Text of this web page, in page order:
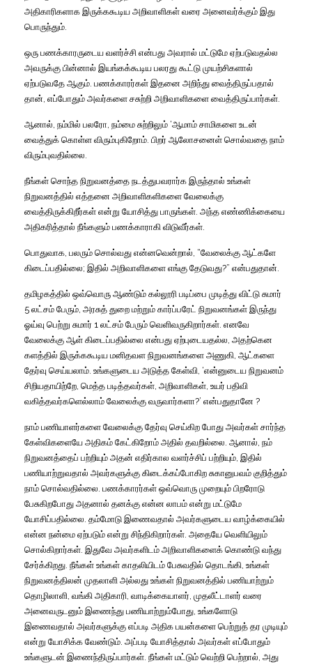
அதிகாரிகளாக இருக்ககூடிய அறிவாளிகள் வரை அனைவர்க்கும் இது
பொருந்தும்.
ஒரு பணக்காரருடைய வளர்ச்சி என்பது அவரால் மட்டுமே ஏற்படுவதல்ல
அவருக்கு பின்னால் இயங்கக்கூடிய பலரது கூட்டு முயற்சிகளால்
ஏற்படுவதே ஆகும். பணக்காரர்கள் இதனை அறிந்து வைத்திருப்பதால்
தான், எப்போதும் அவர்களை சசுற்றி அறிவாளிகளை வைத்திருப்பார்கள்.
ஆனால், நம்மில் பலரோ, நம்மை சுற்றிலும் ‘ஆமாம் சாமிகளை உடன்
வைத்துக் கொள்ள விரும்புகிறோம். பிறர் ஆலோசனைள் சொல்வதை நாம்
விரும்புவதில்லை.
நீங்கள் சொந்த நிறுவனத்தை நடத்துபவரார்க இருந்தால் உங்கள்
நிறுவனத்தில் எத்தனை அறிவாளிகளிகளை வேலைக்கு
வைத்திருக்கிறீர்கள் என்று யோசித்து பாருங்கள். அந்த எண்ணிக்கையை
அதிகரித்தால் நீங்களும் பணக்காராகி விடுவீர்கள்.
பொதுவாக, பலரும் சொல்வது என்னவென்றால், “வேலைக்கு ஆட்களே
கிடைப்பதில்லை; இதில் அறிவாளிகளை எங்கு தேடுவது?” என்பதுதான்.
தமிழகத்தில் ஒவ்வொரு ஆண்டும் கல்லூரி படிப்பை முடித்து விட்டு சுமார்
5 லட்சம் பேரும், அரசுத் துறை மற்றும் கார்ப்பரேட் நிறுவனங்கள் இருந்து
ஓய்வு பெற்று சுமார் 1 லட்சம் பேரும் வெளிவருகிறார்கள். எனவே
வேலைக்கு ஆள் கிடைப்பதில்லை என்பது ஏற்புடையதல்ல, அதற்கென
களத்தில் இருக்ககூடிய மனிதவள நிறுவனங்களை அணுகி, ஆட்களை
தேர்வு செய்யலாம். உங்களுடைய அடுத்த கேள்வி, ‘என்னுடைய நிறுவனம்
சிறியதாயிற்றே, மெத்த படித்தவர்கள், அறிவாளிகள், உயர் பதிவி
வகித்தவர்களெல்லாம் வேலைக்கு வருவார்களா?’ என்பதுதானே ?
நாம் பணியாளர்களை வேலைக்கு தேர்வு செய்கிற போது அவர்கள் சார்ந்த
கேள்விகளையே அதிகம் கேட்கிறோம் அதில் தவறில்லை. ஆனால், நம்
நிறுவனத்தைப் பற்றியும் அதன் எதிர்கால வளர்ச்சிப் பற்றியும், இதில்
பணியாற்றுவதால் அவர்களுக்கு கிடைக்கப்போகிற சுகானுபவம் குறித்தும்
நாம் சொல்வதில்லை. பணக்காரர்கள் ஒவ்வொரு முறையும் பிறரோடு
பேசுகிறபோது அதனால் தனக்கு என்ன லாபம் என்று மட்டுமே
யோசிப்பதில்லை. தம்மோடு இணைவதால் அவர்களுடைய வாழ்க்கையில்
என்ன நன்மை ஏற்படும் என்று சிந்திகிறார்கள். அதையே வெளியிலும்
சொல்கிறார்கள். இதுவே அவர்களிடம் அறிவாளிகளைக் கொண்டு வந்து
சேர்க்கிறது. நீங்கள் உங்கள் காதலியிடம் பேசுவதில் தொடங்கி, உங்கள்
நிறுவனத்திலன் முதலாளி அல்லது உங்கள் நிறுவனத்தில் பணியாற்றும்
தொழிலாளி, வங்கி அதிகாரி, வாடிக்கையாளர், முதலீட்டாளர் வரை
அனைவருடனும் இணைந்து பணியாற்றும்போது, உங்களோடு
இணைவதால் அவர்களுக்கு எப்படி அதிக பயன்களை பெற்றுத் தர முடியும்
என்று யோசிக்க வேண்டும். அப்படி யோசித்தால் அவர்கள் எப்போதும்
உங்களுடன் இணைந்திருப்பார்கள். நீங்கள் மட்டும் வெற்றி பெற்றால், அது